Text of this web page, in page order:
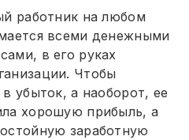
работник на любом
всеми денежными
в его руках
Чтобы
убыток, а наоборот, ее
хорошую прибыль, а
заработную